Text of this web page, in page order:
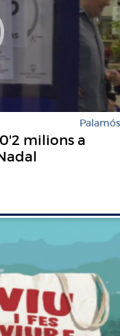
Palamós
milions a